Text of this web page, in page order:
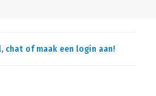
chat of maak een login aan!